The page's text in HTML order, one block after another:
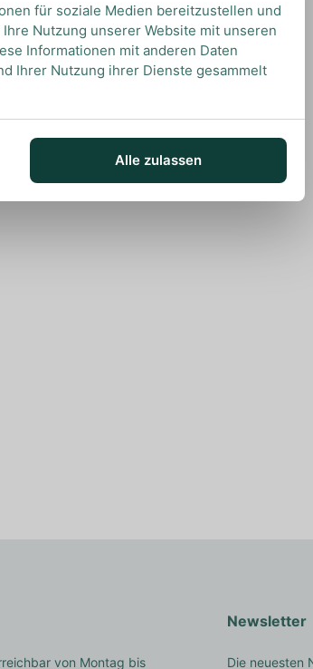
von Montag bis
Newsletter
Die neuesten
für soziale Medien bereitzustellen und
Nutzung unserer Website mit unseren
Informationen mit anderen Daten
Ihrer Nutzung ihrer Dienste gesammelt
Alle zulassen